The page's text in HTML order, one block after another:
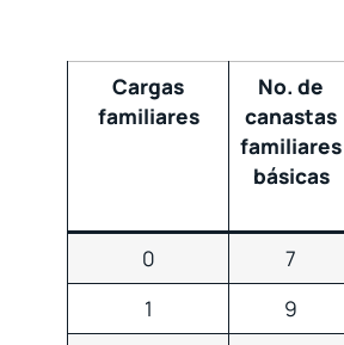
Cargas
familiares
No. de
canastas
familiares
básicas
0
7
1
9